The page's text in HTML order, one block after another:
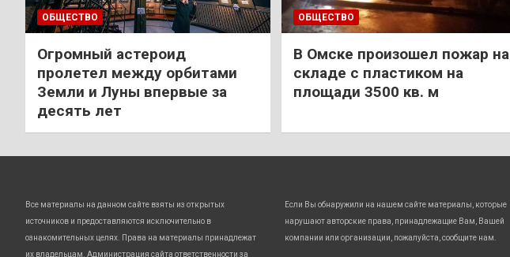
ОБЩЕСТВО
Огромный астероид
пролетел между орбитами
Земли и Луны впервые за
десять лет
ОБЩЕСТВО
В Омске произошел пожар на
складе с пластиком на
площади 3500 кв. м
Все материалы на данном сайте взяты из открытых
источников и предоставляются исключительно в
ознакомительных целях. Права на материалы принадлежат
их владельцам. Администрация сайта ответственности за
Если Вы обнаружили на нашем сайте материалы, которые
нарушают авторские права, принадлежащие Вам, Вашей
компании или организации, пожалуйста, сообщите нам.